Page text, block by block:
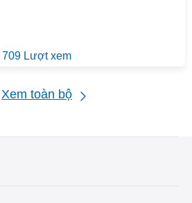
709 Lượt xem
Xem toàn bộ